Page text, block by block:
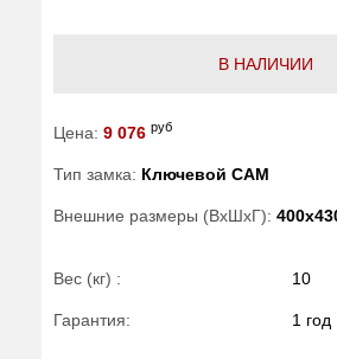
В НАЛИЧИИ
Цена: 9 076 руб
Тип замка: Ключевой САМ
Внешние размеры (ВхШхГ):
Вес (кг) : 10
Гарантия: 1 год